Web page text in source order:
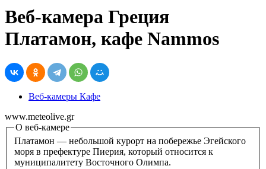
Веб-камера Греция
Платамон, кафе Nammos
Веб-камеры Кафе
www.meteolive.gr
О веб-камере
Платамон — небольшой курорт на побережье Эгейского
моря в префектуре Пиерия, который относится к
муниципалитету Восточного Олимпа.